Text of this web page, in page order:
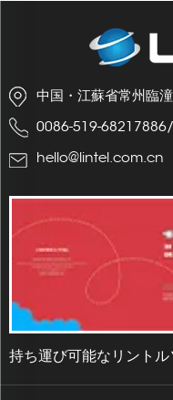
中国・江蘇省常州臨
0086-519-68217886/
hello@lintel.com.cn
持ち運び可能なリント